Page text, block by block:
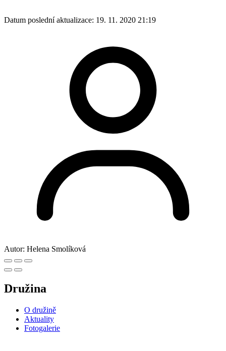
Datum poslední aktualizace: 19. 11. 2020 21:19
Autor: Helena Smolíková
Družina
O družině
Aktuality
Fotogalerie